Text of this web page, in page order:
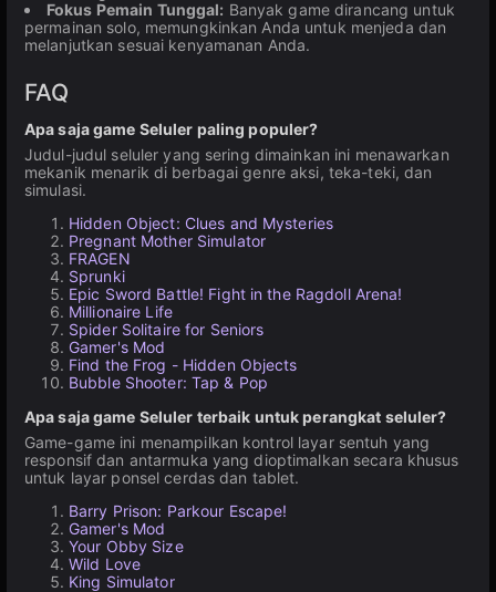
Fokus Pemain Tunggal: Banyak game dirancang untuk
permainan solo, memungkinkan Anda untuk menjeda dan
melanjutkan sesuai kenyamanan Anda.
FAQ
Apa saja game Seluler paling populer?
Judul-judul seluler yang sering dimainkan ini menawarkan
mekanik menarik di berbagai genre aksi, teka-teki, dan
simulasi.
Hidden Object: Clues and Mysteries
Pregnant Mother Simulator
FRAGEN
Sprunki
Epic Sword Battle! Fight in the Ragdoll Arena!
Millionaire Life
Spider Solitaire for Seniors
Gamer's Mod
Find the Frog - Hidden Objects
Bubble Shooter: Tap & Pop
Apa saja game Seluler terbaik untuk perangkat seluler?
Game-game ini menampilkan kontrol layar sentuh yang
responsif dan antarmuka yang dioptimalkan secara khusus
untuk layar ponsel cerdas dan tablet.
Barry Prison: Parkour Escape!
Gamer's Mod
Your Obby Size
Wild Love
King Simulator